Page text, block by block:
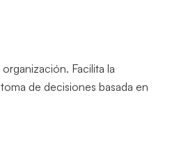
Facilita la
de decisiones basada en